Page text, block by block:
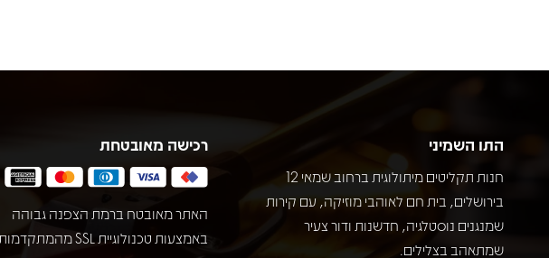
התו השמיני
חנות תקליטים מיתולוגית ברחוב שמאי 12
בירושלים, בית חם לאוהבי מוזיקה, עם קירות
שמנגנים נוסטלגיה, חדשנות ודור צעיר
שמתאהב בצלילים.
רכישה מאובטחת
האתר מאובטח ברמת הצפנה גבוהה
באמצעות טכנולוגיית SSL מהמתקדמות